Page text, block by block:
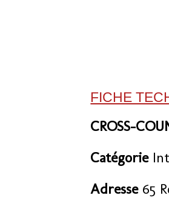
FICHE
CROSS-
Catégorie
Adresse65